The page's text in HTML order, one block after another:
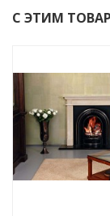
С ЭТИМ